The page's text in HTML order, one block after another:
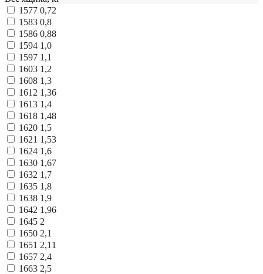
1577 0,72
1583 0,8
1586 0,88
1594 1,0
1597 1,1
1603 1,2
1608 1,3
1612 1,36
1613 1,4
1618 1,48
1620 1,5
1621 1,53
1624 1,6
1630 1,67
1632 1,7
1635 1,8
1638 1,9
1642 1,96
1645 2
1650 2,1
1651 2,11
1657 2,4
1663 2,5